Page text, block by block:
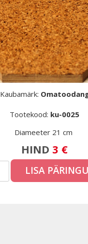
Kaubamärk:
Tootekood: ku-0025
Diameeter 21 cm
HIND 3 €
LISA